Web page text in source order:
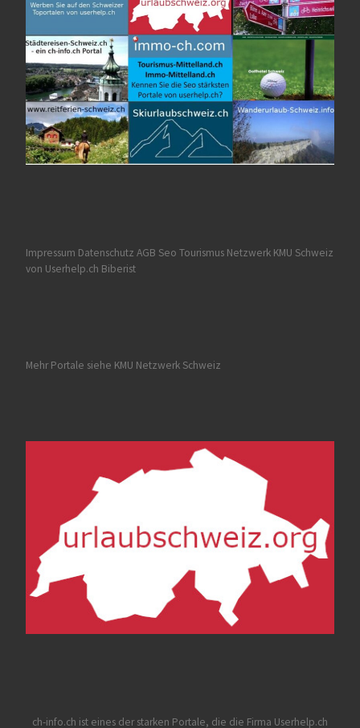
Impressum Datenschutz AGB Seo Tourismus Netzwerk KMU Schweiz
von Userhelp.ch Biberist
Mehr Portale siehe KMU Netzwerk Schweiz
ch-info.ch ist eines der starken Portale, die die Firma Userhelp.ch